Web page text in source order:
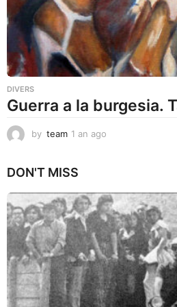
DIVERS
Guerra a la burgesia.
by team 1 an ago
o
DON'T MISS